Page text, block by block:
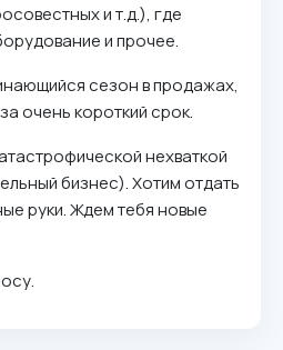
и т.д.), где
и прочее.
сезон в продажах,
очень короткий срок.
нехваткой
бизнес). Хотим отдать
руки. Ждем тебя новые